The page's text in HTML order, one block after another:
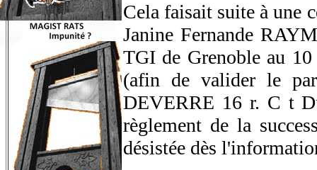
Cela faisait suite à une
Janine Fernande
TGI de Grenoble au
(afin de valider le
DEVERRE 16 r. C t
règlement de la
désistée dès